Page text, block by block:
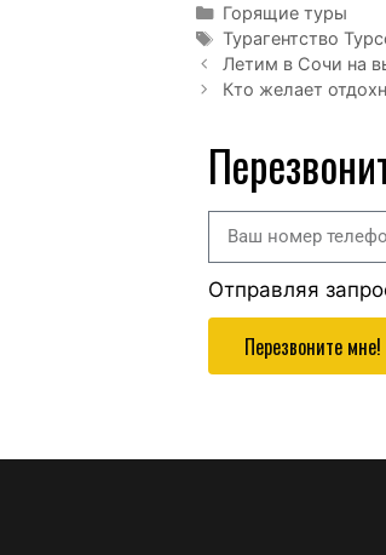
Горящие туры
Турагентство
Летим в Сочи на
Кто желает
Отправляя
Перезвоните мне!